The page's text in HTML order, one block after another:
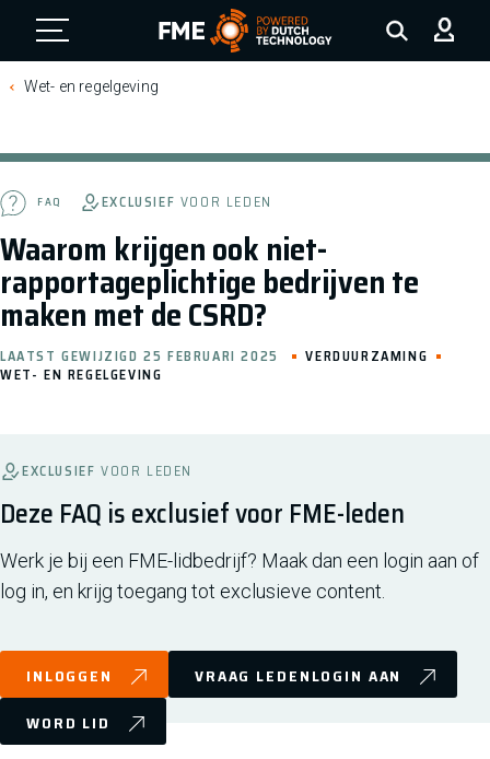
FME Logo, to the homepage
Wet- en regelgeving
Waarom krijgen ook niet-
rapportageplichtige bedrijven te
maken met de CSRD?
FAQ EXCLUSIEF VOOR LEDEN
LAATST GEWIJZIGD 25 FEBRUARI 2025
VERDUURZAMING
WET- EN REGELGEVING
EXCLUSIEF VOOR LEDEN
Deze FAQ is exclusief voor FME-leden
Werk je bij een FME-lidbedrijf? Maak dan een login aan of
log in, en krijg toegang tot exclusieve content.
INLOGGEN
VRAAG LEDENLOGIN AAN
WORD LID